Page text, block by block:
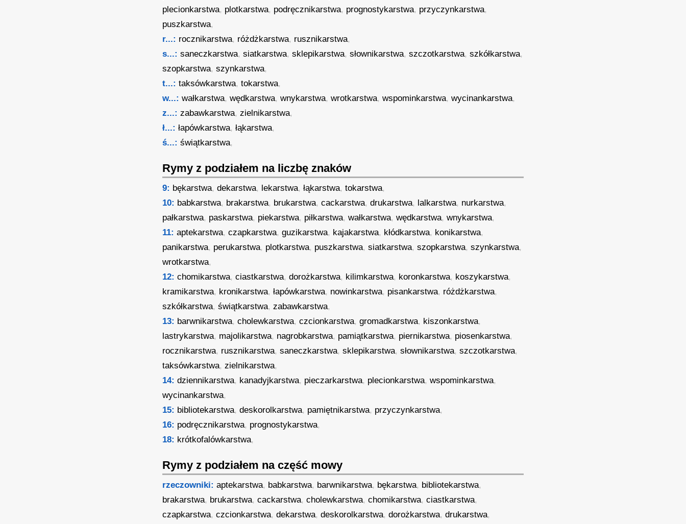
plecionkarstwa, plotkarstwa, podręcznikarstwa, prognostykarstwa, przyczynkarstwa,
puszkarstwa,
r...: rocznikarstwa, różdżkarstwa, rusznikarstwa,
s...: saneczkarstwa,siatkarstwa,sklepikarstwa,słownikarstwa,szczotkarstwa,szkółkarstwa,
szopkarstwa,szynkarstwa,
t...: taksówkarstwa,tokarstwa,
w...: wałkarstwa,wędkarstwa,wnykarstwa,wrotkarstwa,wspominkarstwa,wycinankarstwa,
z...: zabawkarstwa,zielnikarstwa,
ł...: łapówkarstwa,łąkarstwa,
ś...: świątkarstwa,
Rymy z podziałem na liczbę znaków
9: bękarstwa,dekarstwa, lekarstwa,łąkarstwa,tokarstwa,
10: babkarstwa, brakarstwa, brukarstwa,cackarstwa,drukarstwa, lalkarstwa, nurkarstwa,
pałkarstwa, paskarstwa, piekarstwa, piłkarstwa,wałkarstwa,wędkarstwa,wnykarstwa,
11: aptekarstwa,czapkarstwa,guzikarstwa, kajakarstwa, kłódkarstwa, konikarstwa,
panikarstwa, perukarstwa, plotkarstwa, puszkarstwa,siatkarstwa,szopkarstwa,szynkarstwa,
wrotkarstwa,
12: chomikarstwa,ciastkarstwa,dorożkarstwa, kilimkarstwa, koronkarstwa, koszykarstwa,
kramikarstwa, kronikarstwa,łapówkarstwa, nowinkarstwa, pisankarstwa, różdżkarstwa,
szkółkarstwa,świątkarstwa,zabawkarstwa,
13: barwnikarstwa,cholewkarstwa,czcionkarstwa,gromadkarstwa, kiszonkarstwa,
lastrykarstwa, majolikarstwa, nagrobkarstwa, pamiątkarstwa, piernikarstwa, piosenkarstwa,
rocznikarstwa, rusznikarstwa,saneczkarstwa,sklepikarstwa,słownikarstwa,szczotkarstwa,
taksówkarstwa,zielnikarstwa,
14: dziennikarstwa, kanadyjkarstwa, pieczarkarstwa, plecionkarstwa,wspominkarstwa,
wycinankarstwa,
15: bibliotekarstwa,deskorolkarstwa, pamiętnikarstwa, przyczynkarstwa,
16: podręcznikarstwa, prognostykarstwa,
18: krótkofalówkarstwa,
Rymy z podziałem na część mowy
rzeczowniki: aptekarstwa, babkarstwa, barwnikarstwa, bękarstwa, bibliotekarstwa,
brakarstwa, brukarstwa,cackarstwa,cholewkarstwa,chomikarstwa,ciastkarstwa,
czapkarstwa,czcionkarstwa,dekarstwa,deskorolkarstwa,dorożkarstwa,drukarstwa,